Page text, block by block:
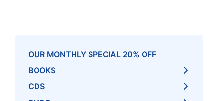
OUR MONTHLY SPECIAL 20% OFF
BOOKS
CDS